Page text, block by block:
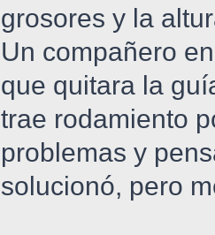
grosores y la
Un compañero
que quitara la
trae rodamiento
problemas y
solucionó, pero